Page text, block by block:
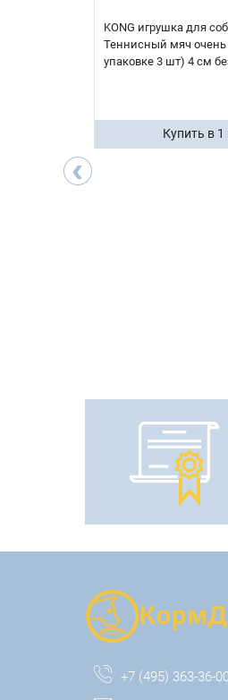
‹
KONG игрушка для
Теннисный мяч
упаковке 3 шт) 4 см
Купить в 1
+7 (495) 363-36-